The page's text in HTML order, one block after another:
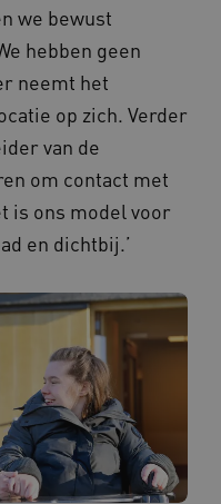
we bewust
hebben geen
neemt het
op zich. Verder
van de
om contact met
is ons model voor
en dichtbij.’
Inc.
Inc.
Corporation